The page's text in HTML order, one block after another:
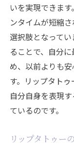
いを実現できま
ンタイムが短縮
選択肢となって
ることで、自分
め、以前よりも
す。リップタトゥ
自分自身を表現
ているのです。
リップタトゥー